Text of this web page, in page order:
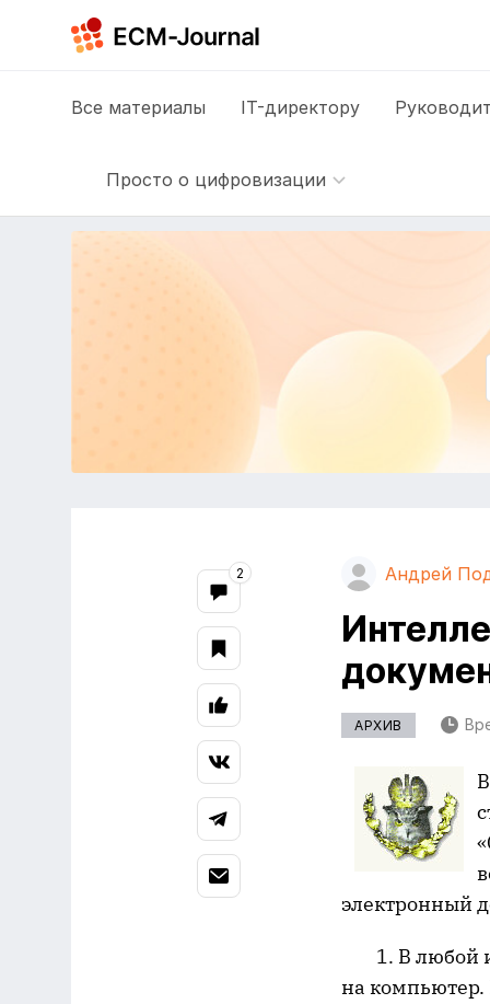
Все материалы IT-директору
Просто о цифровизации
Андрей
АРХИВ
электронный
1. В любой
на компьютер.
2